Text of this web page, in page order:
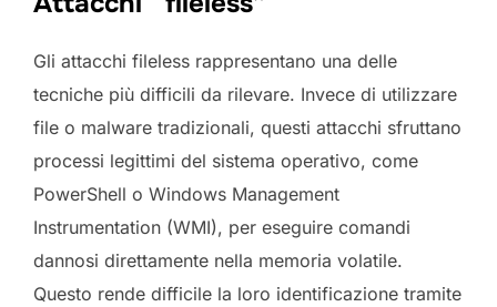
Gli attacchi fileless rappresentano una delle
tecniche più difficili da rilevare. Invece di utilizzare
file o malware tradizionali, questi attacchi sfruttano
processi legittimi del sistema operativo, come
PowerShell o Windows Management
Instrumentation (WMI), per eseguire comandi
dannosi direttamente nella memoria volatile.
Questo rende difficile la loro identificazione tramite